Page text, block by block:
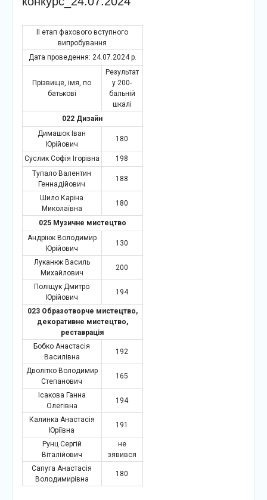
ІІ етап фахового вступного
випробування
Дата проведення: 24.07.2024 р.
Прізвище, імя, по
батькові
Результат
у 200-
бальній
шкалі
022 Дизайн
Димашок Іван
Юрійович
180
Суслик Софія Ігорівна
198
Тупало Валентин
Геннадійович
188
Шило Каріна
Миколаївна
180
025 Музичне мистецтво
Андріюк Володимир
Юрійович
130
Луканюк Василь
Михайлович
200
Поліщук Дмитро
Юрійович
194
023 Образотворче мистецтво,
декоративне мистецтво,
реставрація
Бобко Анастасія
Василівна
192
Дволітко Володимир
Степанович
165
Ісакова Ганна
Олегівна
194
Калинка Анастасія
Юріївна
191
Рунц Сергій
Віталійович
не
зявився
Сапуга Анастасія
Володимирівна
180